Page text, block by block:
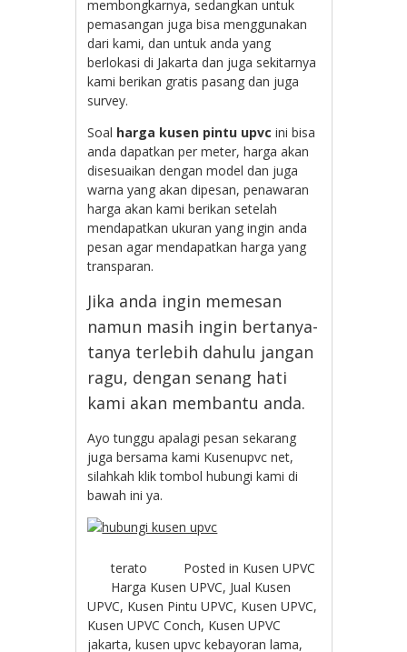
membongkarnya, sedangkan untuk
pemasangan juga bisa menggunakan
dari kami, dan untuk anda yang
berlokasi di Jakarta dan juga sekitarnya
kami berikan gratis pasang dan juga
survey.
Soal harga kusen pintu upvc ini bisa
anda dapatkan per meter, harga akan
disesuaikan dengan model dan juga
warna yang akan dipesan, penawaran
harga akan kami berikan setelah
mendapatkan ukuran yang ingin anda
pesan agar mendapatkan harga yang
transparan.
Jika anda ingin memesan
namun masih ingin bertanya-
tanya terlebih dahulu jangan
ragu, dengan senang hati
kami akan membantu anda.
Ayo tunggu apalagi pesan sekarang
juga bersama kami Kusenupvc net,
silahkah klik tombol hubungi kami di
bawah ini ya.
terato Posted in Kusen UPVC
Harga Kusen UPVC, Jual Kusen
UPVC, Kusen Pintu UPVC, Kusen UPVC,
Kusen UPVC Conch, Kusen UPVC
jakarta,kusen upvc kebayoran lama,